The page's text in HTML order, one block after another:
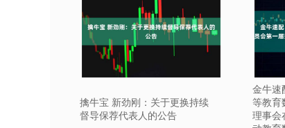
擒牛宝 新劲刚：关于更换持续
督导保荐代表人的公告
金牛速
等教育
理事会